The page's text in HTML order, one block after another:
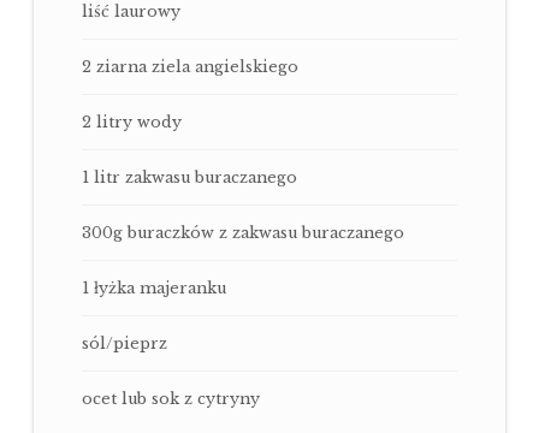
liść laurowy
2 ziarna ziela angielskiego
2 litry wody
1 litr zakwasu buraczanego
300g buraczków z zakwasu buraczanego
1 łyżka majeranku
sól/pieprz
ocet lub sok z cytryny